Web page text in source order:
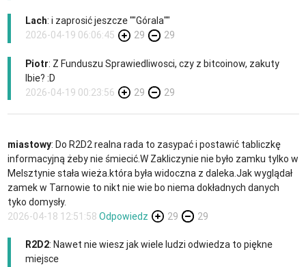
Lach: i zaprosić jeszcze ""Górala""
2026-04-19 06:06:45
29 29
Piotr: Z Funduszu Sprawiedliwosci, czy z bitcoinow, zakuty
lbie? :D
2026-04-19 00:23:56
29 29
miastowy: Do R2D2 realna rada to zasypać i postawić tabliczkę
informacyjną żeby nie śmiecić.W Zakliczynie nie było zamku tylko w
Melsztynie stała wieża.która była widoczna z daleka.Jak wyglądał
zamek w Tarnowie to nikt nie wie bo niema dokładnych danych
tyko domysły.
2026-04-18 12:51:58 Odpowiedz 29 29
R2D2: Nawet nie wiesz jak wiele ludzi odwiedza to piękne
miejsce